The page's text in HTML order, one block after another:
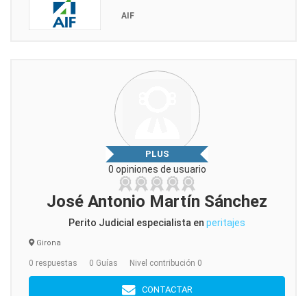
AIF
PLUS
0 opiniones de usuario
José Antonio Martín Sánchez
Perito Judicial especialista en peritajes
Girona
0 respuestas 0 Guías Nivel contribución 0
CONTACTAR